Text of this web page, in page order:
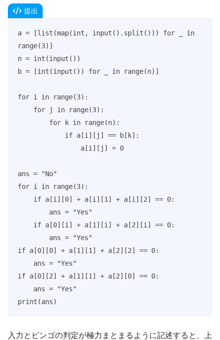
提出
a = [list(map(int, input().split())) for _ in
range(3)]
n = int(input())
b = [int(input()) for _ in range(n)]
for i in range(3):
ans = "No"
for i in range(3):
if a[0][0] + a[1][1] + a[2][2] == 0:
if a[0][2] + a[1][1] + a[2][0] == 0:
print(ans)
入力とビンゴの判定が極力まとまるように記述すると、上